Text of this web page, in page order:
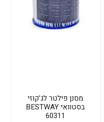
מסנן פילטר לג'קוזי
בסטוואי BESTWAY
60311